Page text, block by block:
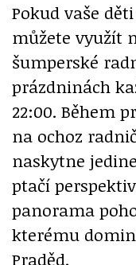
Pokud vaše
můžete využít
šumperské
prázdninách
22:00. Během
na ochoz
naskytne
ptačí
panorama
kterému
Praděd.